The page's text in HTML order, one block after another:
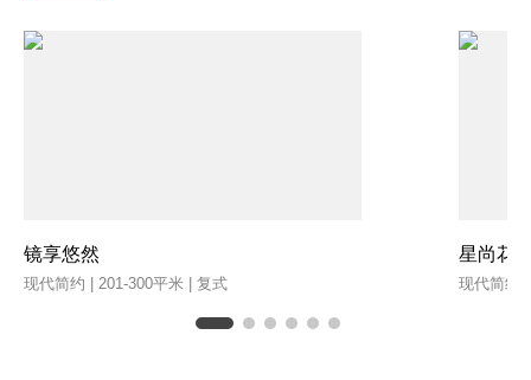
镜享悠然
现代简约 | 201-300平米 | 复式
星尚花
现代简约